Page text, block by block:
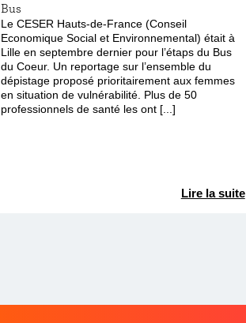
Bus
Le CESER Hauts-de-France (Conseil
Economique Social et Environnemental) était à
Lille en septembre dernier pour l’étaps du Bus
du Coeur. Un reportage sur l’ensemble du
dépistage proposé prioritairement aux femmes
en situation de vulnérabilité. Plus de 50
professionnels de santé les ont [...]
Lire la suite